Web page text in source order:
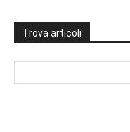
Trova articoli